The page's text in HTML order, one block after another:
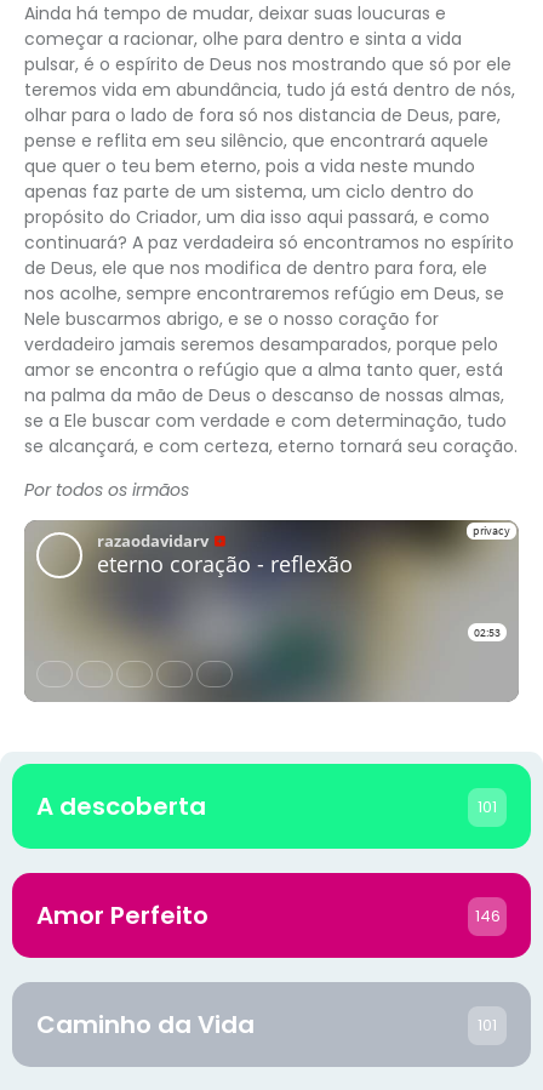
Ainda há tempo de mudar, deixar suas loucuras e
começar a racionar, olhe para dentro e sinta a vida
pulsar, é o espírito de Deus nos mostrando que só por ele
teremos vida em abundância, tudo já está dentro de nós,
olhar para o lado de fora só nos distancia de Deus, pare,
pense e reflita em seu silêncio, que encontrará aquele
que quer o teu bem eterno, pois a vida neste mundo
apenas faz parte de um sistema, um ciclo dentro do
propósito do Criador, um dia isso aqui passará, e como
continuará? A paz verdadeira só encontramos no espírito
de Deus, ele que nos modifica de dentro para fora, ele
nos acolhe, sempre encontraremos refúgio em Deus, se
Nele buscarmos abrigo, e se o nosso coração for
verdadeiro jamais seremos desamparados, porque pelo
amor se encontra o refúgio que a alma tanto quer, está
na palma da mão de Deus o descanso de nossas almas,
se a Ele buscar com verdade e com determinação, tudo
se alcançará, e com certeza, eterno tornará seu coração.
Por todos os irmãos
A descoberta 101
Amor Perfeito 146
Caminho da Vida 101